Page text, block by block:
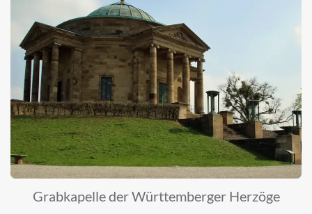
Grabkapelle der Württemberger Herzöge